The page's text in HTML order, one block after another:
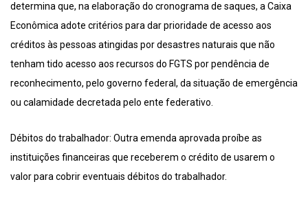
determina que, na elaboração do cronograma de saques, a Caixa
Econômica adote critérios para dar prioridade de acesso aos
créditos às pessoas atingidas por desastres naturais que não
tenham tido acesso aos recursos do FGTS por pendência de
reconhecimento, pelo governo federal, da situação de emergência
ou calamidade decretada pelo ente federativo.
Débitos do trabalhador: Outra emenda aprovada proíbe as
instituições financeiras que receberem o crédito de usarem o
valor para cobrir eventuais débitos do trabalhador.